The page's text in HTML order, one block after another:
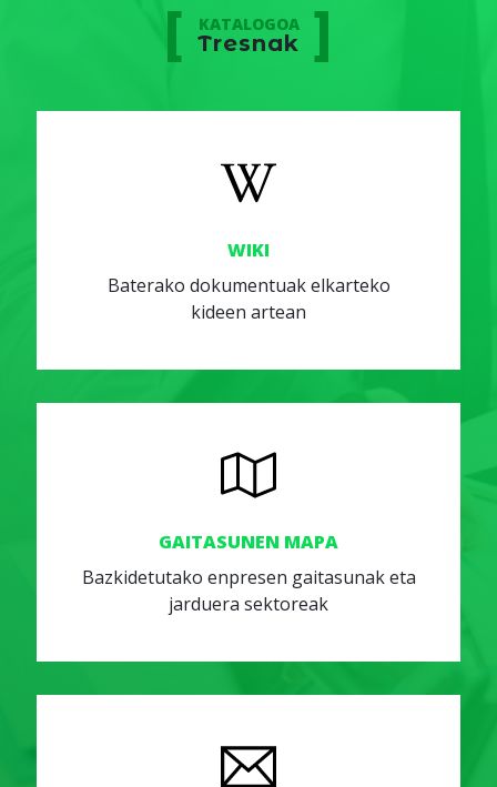
KATALOGOA
Tresnak
WIKI
Baterako dokumentuak elkarteko
kideen artean
GAITASUNEN MAPA
Bazkidetutako enpresen gaitasunak eta
jarduera sektoreak